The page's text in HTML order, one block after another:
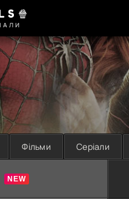
Фільми Серіали